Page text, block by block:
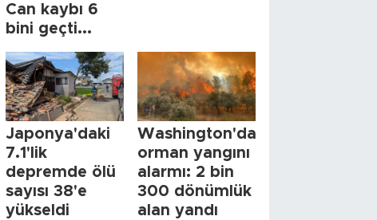
Can kaybı 6
bini geçti...
Japonya'daki
7.1'lik
depremde ölü
sayısı 38'e
yükseldi
Washington'da
orman yangını
alarmı: 2 bin
300 dönümlük
alan yandı